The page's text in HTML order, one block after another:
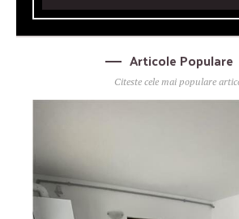
Articole Populare
Citeste cele mai populare